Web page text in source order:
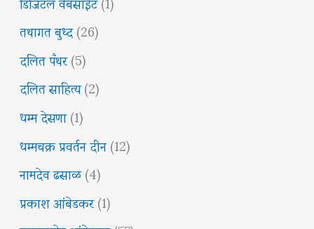
तथागत बुध्द(26)
दलित पँथर(5)
दलित साहित्य(2)
धम्म देसणा(1)
धम्मचक्र प्रवर्तन दीन(12)
नामदेव ढसाळ(4)
प्रकाश आंबेडकर(1)